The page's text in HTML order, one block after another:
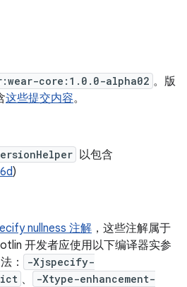
core:1.0.0-alpha02 。版
这些提交内容。
以包含
)
nullness 注解 ，这些注解属于
开发者应使用以下编译器实参
：
-Xjspecify-
、
-Xtype-enhancement-